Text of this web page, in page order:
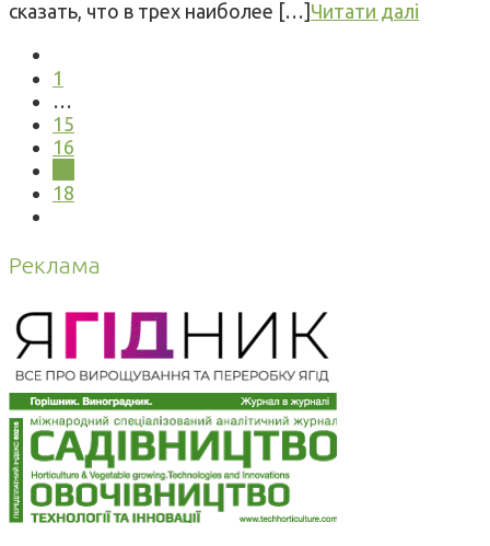
сказать, что в трех наиболее […] Читати далі
1
…
15
16
18
Реклама